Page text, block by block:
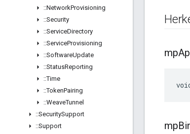
::NetworkProvisioning
::Security
::ServiceDirectory
::ServiceProvisioning
::SoftwareUpdate
::StatusReporting
::Time
::TokenPairing
::WeaveTunnel
::SecuritySupport
::Support
mp
mp